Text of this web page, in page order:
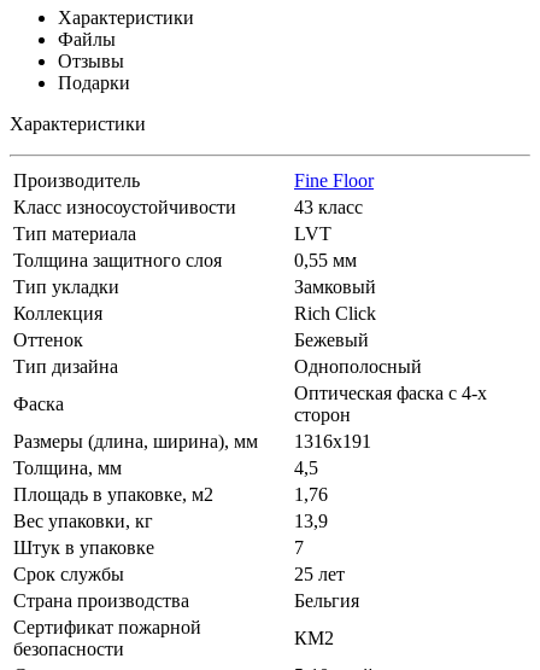
Характеристики
Файлы
Отзывы
Подарки
Характеристики
Производитель
Fine Floor
Класс износоустойчивости
43 класс
Тип материала
LVT
Толщина защитного слоя
0,55 мм
Тип укладки
Замковый
Коллекция
Rich Click
Оттенок
Бежевый
Тип дизайна
Однополосный
Фаска
Оптическая фаска с 4-х
сторон
Размеры (длина, ширина), мм
1316х191
Толщина, мм
4,5
Площадь в упаковке, м2
1,76
Вес упаковки, кг
13,9
Штук в упаковке
7
Срок службы
25 лет
Страна производства
Бельгия
Сертификат пожарной
безопасности
КМ2